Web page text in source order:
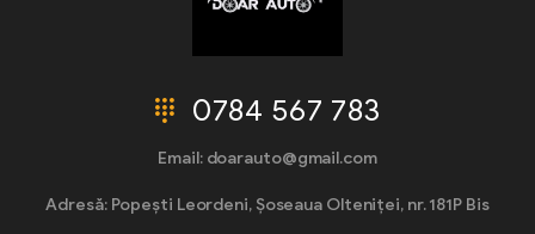
0784 567 783
Email: doarauto@gmail.com
Adresă: Popești Leordeni, Șoseaua Olteniței, nr. 181P Bis